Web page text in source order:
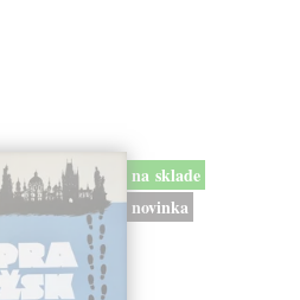
na sklade
novinka